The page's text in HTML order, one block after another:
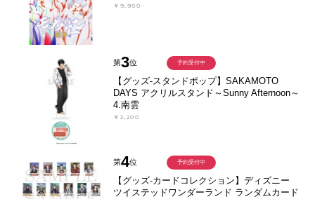
￥9,900
第3位
【グッズ-スタンドポップ】SAKAMOTO
DAYS アクリルスタンド～Sunny Afternoon～
4.南雲
￥2,200
予約受付中
第4位
【グッズ-カードコレクション】ディズニー
ツイステッドワンダーランド ランダムカード
予約受付中